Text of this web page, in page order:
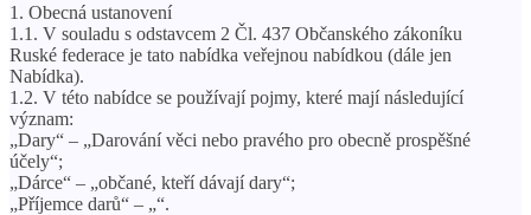
1. Obecná ustanovení
1.1. V souladu s odstavcem 2 Čl. 437 Občanského zákoníku
Ruské federace je tato nabídka veřejnou nabídkou (dále jen
Nabídka).
1.2. V této nabídce se používají pojmy, které mají následující
význam:
„Dary“ – „Darování věci nebo pravého pro obecně prospěšné
účely“;
„Dárce“ – „občané, kteří dávají dary“;
„Příjemce darů“ – „“.